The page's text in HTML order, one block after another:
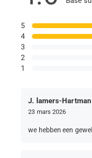
5
4
3
2
1
J. lamers-Hartman
23 mars 2026
we hebben een